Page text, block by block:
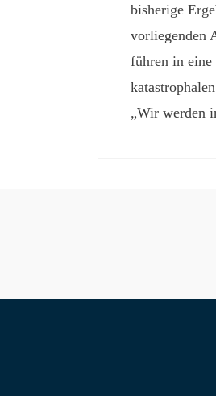
bisherige
vorliegenden
führen in
„Wir werden